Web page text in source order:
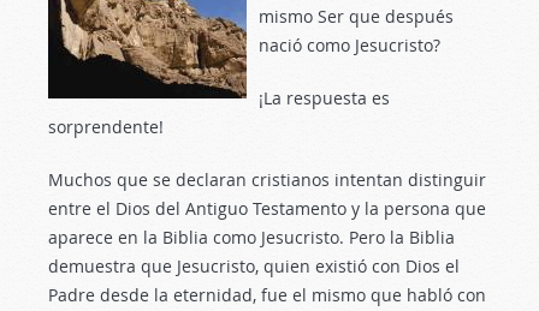
mismo Ser que después
nació como Jesucristo?
¡La respuesta es
sorprendente!
Muchos que se declaran cristianos intentan distinguir
entre el Dios del Antiguo Testamento y la persona que
aparece en la Biblia como Jesucristo. Pero la Biblia
demuestra que Jesucristo, quien existió con Dios el
Padre desde la eternidad, fue el mismo que habló con